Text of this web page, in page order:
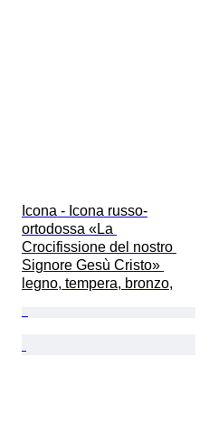
Icona - Icona russo-
ortodossa «La
Crocifissione del nostro
Signore Gesù Cristo»
legno, tempera, bronzo,